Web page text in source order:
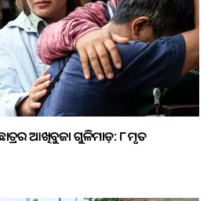
ଆଖିବୁଜା ଗୁଳିମାଡ଼: ୮ ମୃତ